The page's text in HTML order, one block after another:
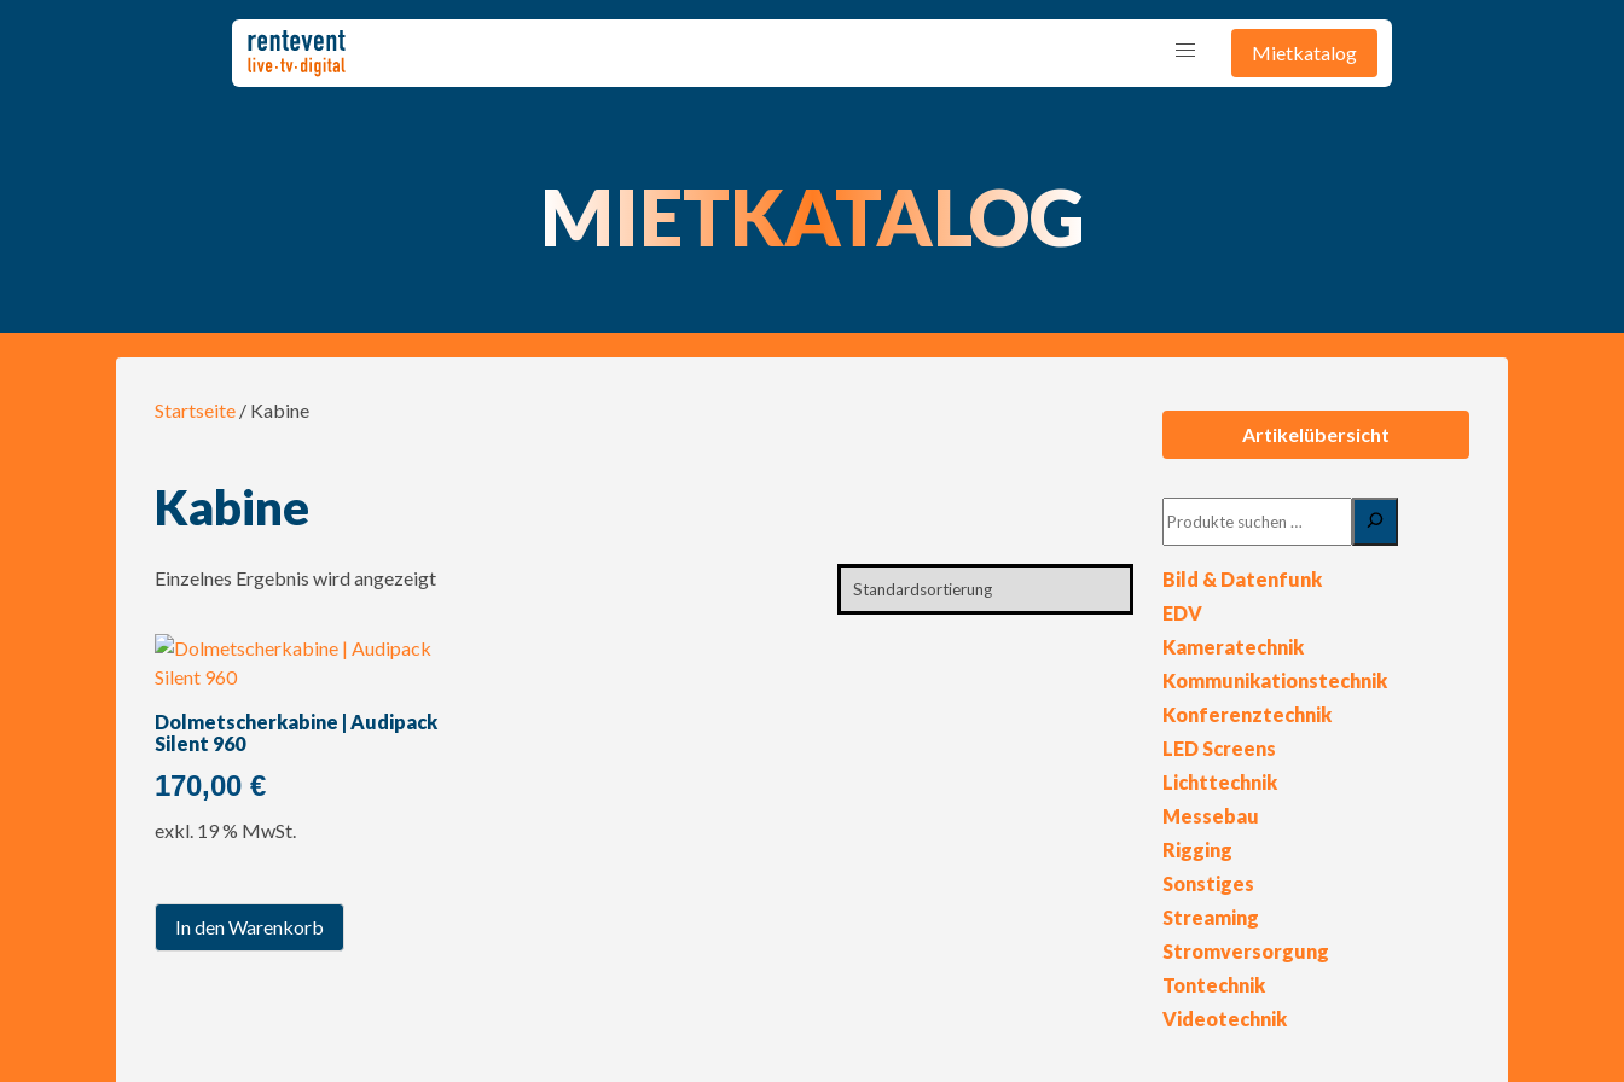
Mietkatalog
MIETKATALOG
Startseite / Kabine
Kabine
Einzelnes Ergebnis wird angezeigt
Dolmetscherkabine | Audipack
Silent 960
170,00 €
exkl. 19 % MwSt.
In den Warenkorb
Artikelübersicht
Suchen
Bild & Datenfunk
EDV
Kameratechnik
Kommunikationstechnik
Konferenztechnik
LED Screens
Lichttechnik
Messebau
Rigging
Sonstiges
Streaming
Stromversorgung
Tontechnik
Videotechnik